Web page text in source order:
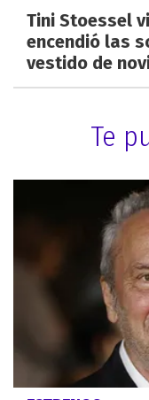
Tini Stoessel
encendió las
vestido de
Te